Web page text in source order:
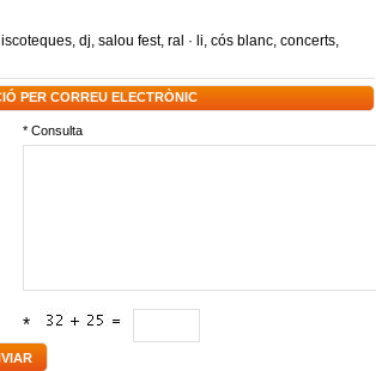
, dj, salou fest, ral · li, cós blanc, concerts,
PER CORREU ELECTRÒNIC
* Consulta
*